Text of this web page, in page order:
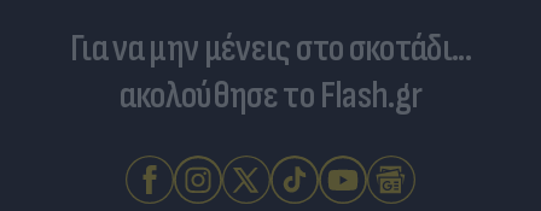
Για να μην μένεις στο σκοτάδι...
ακολούθησε το Flash.gr